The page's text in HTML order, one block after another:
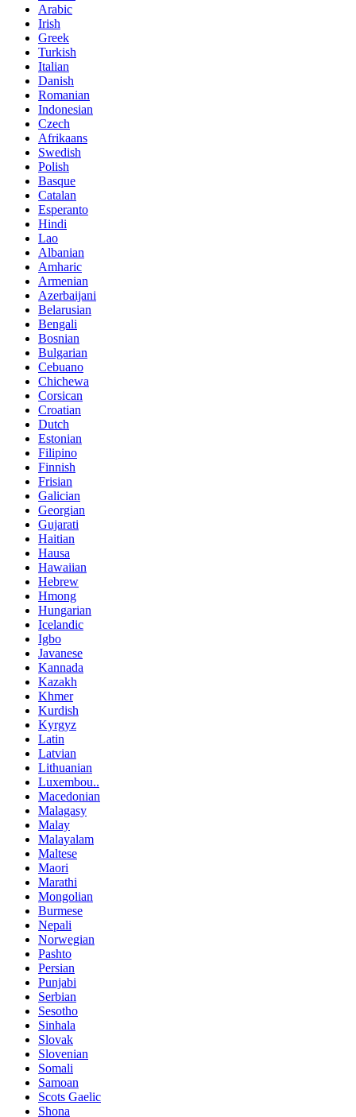
Arabic
Irish
Greek
Turkish
Italian
Danish
Romanian
Indonesian
Czech
Afrikaans
Swedish
Polish
Basque
Catalan
Esperanto
Hindi
Lao
Albanian
Amharic
Armenian
Azerbaijani
Belarusian
Bengali
Bosnian
Bulgarian
Cebuano
Chichewa
Corsican
Croatian
Dutch
Estonian
Filipino
Finnish
Frisian
Galician
Georgian
Gujarati
Haitian
Hausa
Hawaiian
Hebrew
Hmong
Hungarian
Icelandic
Igbo
Javanese
Kannada
Kazakh
Khmer
Kurdish
Kyrgyz
Latin
Latvian
Lithuanian
Luxembou..
Macedonian
Malagasy
Malay
Malayalam
Maltese
Maori
Marathi
Mongolian
Burmese
Nepali
Norwegian
Pashto
Persian
Punjabi
Serbian
Sesotho
Sinhala
Slovak
Slovenian
Somali
Samoan
Scots Gaelic
Shona